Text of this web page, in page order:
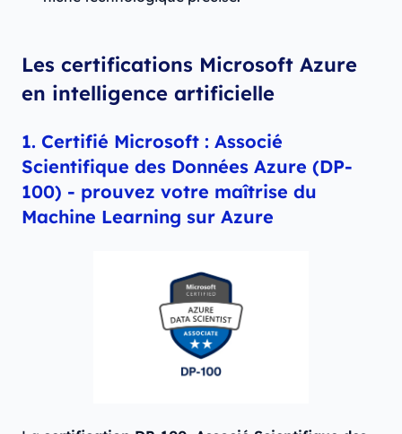
Les certifications Microsoft Azure
en intelligence artificielle
1. Certifié Microsoft : Associé
Scientifique des Données Azure (DP-
100) - prouvez votre maîtrise du
Machine Learning sur Azure